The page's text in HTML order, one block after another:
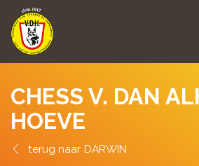
CHESS V. DAN
HOEVE
DARWIN